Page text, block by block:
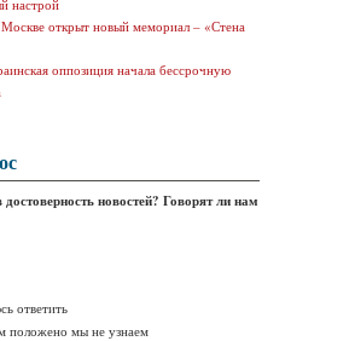
настрой
открыт новый мемориал – «Стена
оппозиция начала бессрочную
новостей? Говорят ли нам
ответить
положено мы не узнаем